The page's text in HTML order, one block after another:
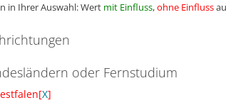
in Ihrer Auswahl: Wert mit Einfluss,ohne Einfluss
oder Fernstudium
X]